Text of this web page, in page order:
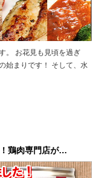
。 お花見も見頃を過ぎ
始まりです！ そして、水
！鶏肉専門店が…